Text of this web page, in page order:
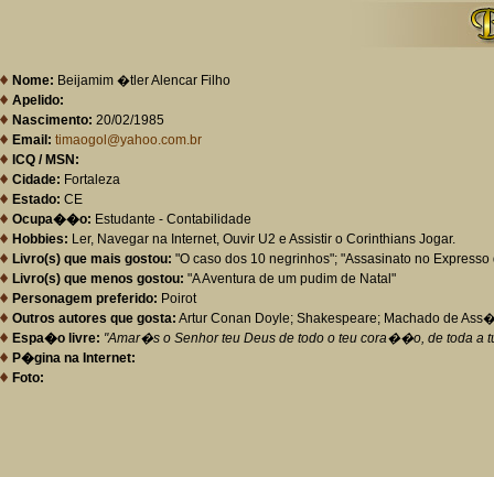
Nome: Beijamim �tler Alencar Filho
Apelido:
Nascimento: 20/02/1985
Email: timaogol@yahoo.com.br
ICQ / MSN:
Cidade: Fortaleza
Estado: CE
Ocupa��o: Estudante - Contabilidade
Hobbies: Ler, Navegar na Internet, Ouvir U2 e Assistir o Corinthians Jogar.
Livro(s) que mais gostou: "O caso dos 10 negrinhos"; "Assasinato no
Livro(s) que menos gostou: "A Aventura de um pudim de Natal"
Personagem preferido: Poirot
Outros autores que gosta: Artur Conan Doyle; Shakespeare; Machado de
Espa�o livre: "Amar�s o Senhor teu Deus de todo o teu cora��o, de toda a
P�gina na Internet:
Foto: